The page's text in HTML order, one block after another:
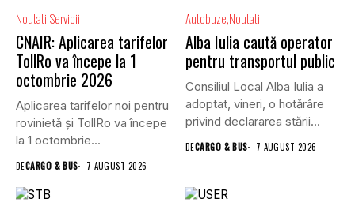
Noutati Servicii
CNAIR: Aplicarea tarifelor
TollRo va începe la 1
octombrie 2026
Aplicarea tarifelor noi pentru
rovinietă și TollRo va începe
la 1 octombrie...
DECARGO & BUS 7 AUGUST 2026
Autobuze Noutati
Alba Iulia caută operator
pentru transportul public
Consiliul Local Alba Iulia a
adoptat, vineri, o hotărâre
privind declararea stării...
DECARGO & BUS 7 AUGUST 2026